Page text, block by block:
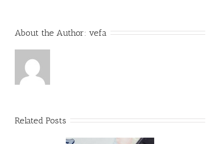
About the Author: vefa
Related Posts